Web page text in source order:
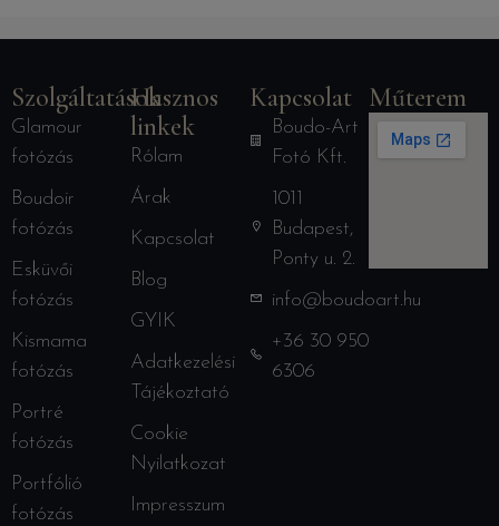
Szolgáltatások
Glamour
fotózás
Boudoir
fotózás
Esküvői
fotózás
Kismama
fotózás
Portré
fotózás
Portfólió
fotózás
Hasznos
linkek
Rólam
Árak
Kapcsolat
Blog
GYIK
Adatkezelési
Tájékoztató
Cookie
Nyilatkozat
Impresszum
Kapcsolat
Boudo-Art
Fotó Kft.
1011
Budapest,
Ponty u. 2.
info@boudoart.hu
+36 30 950
6306
Műterem